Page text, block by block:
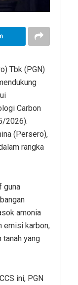
Tbk (PGN)
Carbon
2026).
(Persero),
rangka
guna
amonia
emisi karbon,
tanah yang
ini, PGN